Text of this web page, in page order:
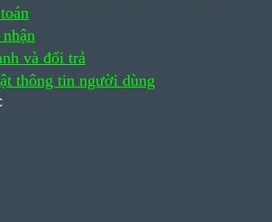
và đổi trả
thông tin người dùng